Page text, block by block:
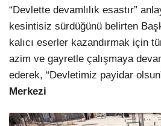
“Devlette devamlılık esastır”
kesintisiz sürdüğünü belirten
kalıcı eserler kazandırmak için
azim ve gayretle çalışmaya
ederek, “Devletimiz payidar
Merkezi